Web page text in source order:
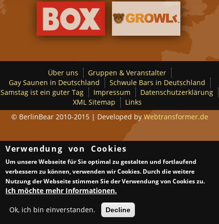
Über uns
Gruppen & Veranstalter
Gay Saunen in Deutschland
Schwule Bars in Deutschland
Samstag ist ein guter Tag
Impressum
Datenschutzerklärung
XML Sitemap
Links
© BerlinBear 2010-2015 | Developed byWebtransformer.de
Verwendung von Cookies
Um unsere Webseite für Sie optimal zu gestalten und fortlaufend
verbessern zu können, verwenden wir Cookies. Durch die weitere
Nutzung der Webseite stimmen Sie der Verwendung von Cookies zu.
Ich möchte mehr Informationen.
Ok, ich bin einverstanden. Decline